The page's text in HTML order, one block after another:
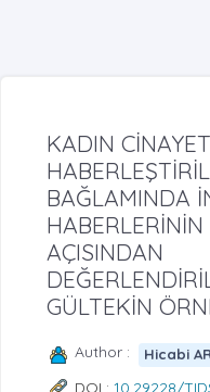
KADIN
BAĞLAMINDA
AÇISINDAN
GÜLTEKİN
Author : Hicabi
DOI : 10.29228/